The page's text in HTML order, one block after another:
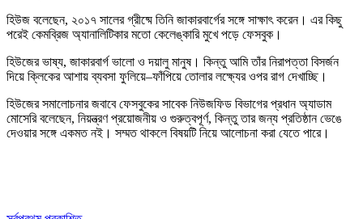
হিউজ বলেছেন, ২০১৭ সালের গ্রীষ্মে তিনি জাকারবার্গের সঙ্গে সাক্ষাৎ করেন। এর কিছু
পরেই কেমব্রিজ অ্যানালিটিকার মতো কেলেঙ্কারি মুখে পড়ে ফেসবুক।
হিউজের ভাষ্য, জাকারবার্গ ভালো ও দয়ালু মানুষ। কিন্তু আমি তাঁর নিরাপত্তা বিসর্জন
দিয়ে ক্লিকের আশায় ব্যবসা ফুলিয়ে–ফাঁপিয়ে তোলার লক্ষ্যের ওপর রাগ দেখাচ্ছি।
হিউজের সমালোচনার জবাবে ফেসবুকের সাবেক নিউজফিড বিভাগের প্রধান অ্যাডাম
মোসেরি বলেছেন, নিয়ন্ত্রণ প্রয়োজনীয় ও গুরুত্বপূর্ণ, কিন্তু তার জন্য প্রতিষ্ঠান ভেঙে
দেওয়ার সঙ্গে একমত নই। সম্মত থাকলে বিষয়টি নিয়ে আলোচনা করা যেতে পারে।